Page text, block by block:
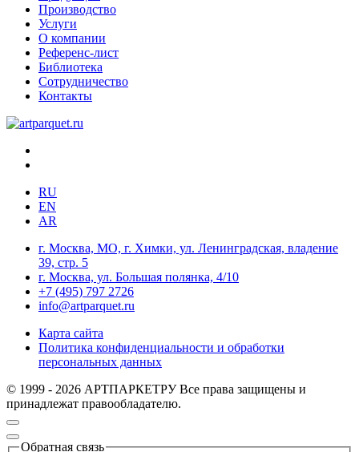
Производство
Услуги
О компании
Референс-лист
Библиотека
Сотрудничество
Контакты
RU
EN
AR
г. Москва, МО, г. Химки, ул. Ленинградская, владение
39, стр. 5
г. Москва, ул. Большая полянка, 4/10
+7 (495) 797 2726
info@artparquet.ru
Карта сайта
Политика конфиденциальности и обработки
персональных данных
© 1999 - 2026 АРТПАРКЕТРУ Все права защищены и
принадлежат правообладателю.
Обратная связь